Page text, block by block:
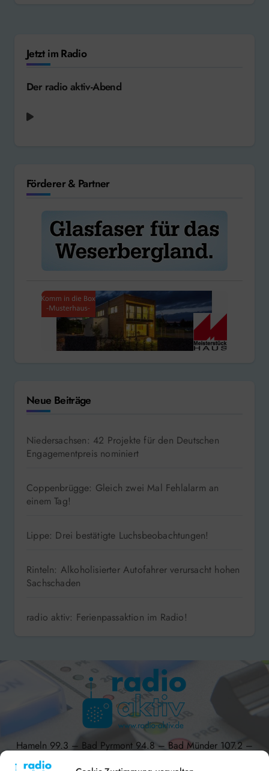
Jetzt im Radio
Der radio aktiv-Abend
Förderer & Partner
Neue Beiträge
Niedersachsen: 42 Projekte für den Deutschen
Coppenbrügge: Gleich zwei Mal Fehlalarm an
Rinteln: Alkoholisierter Autofahrer verursacht hohen
Hameln 99.3 – Bad Pyrmont 94.8 – Bad Münder 107.2 –